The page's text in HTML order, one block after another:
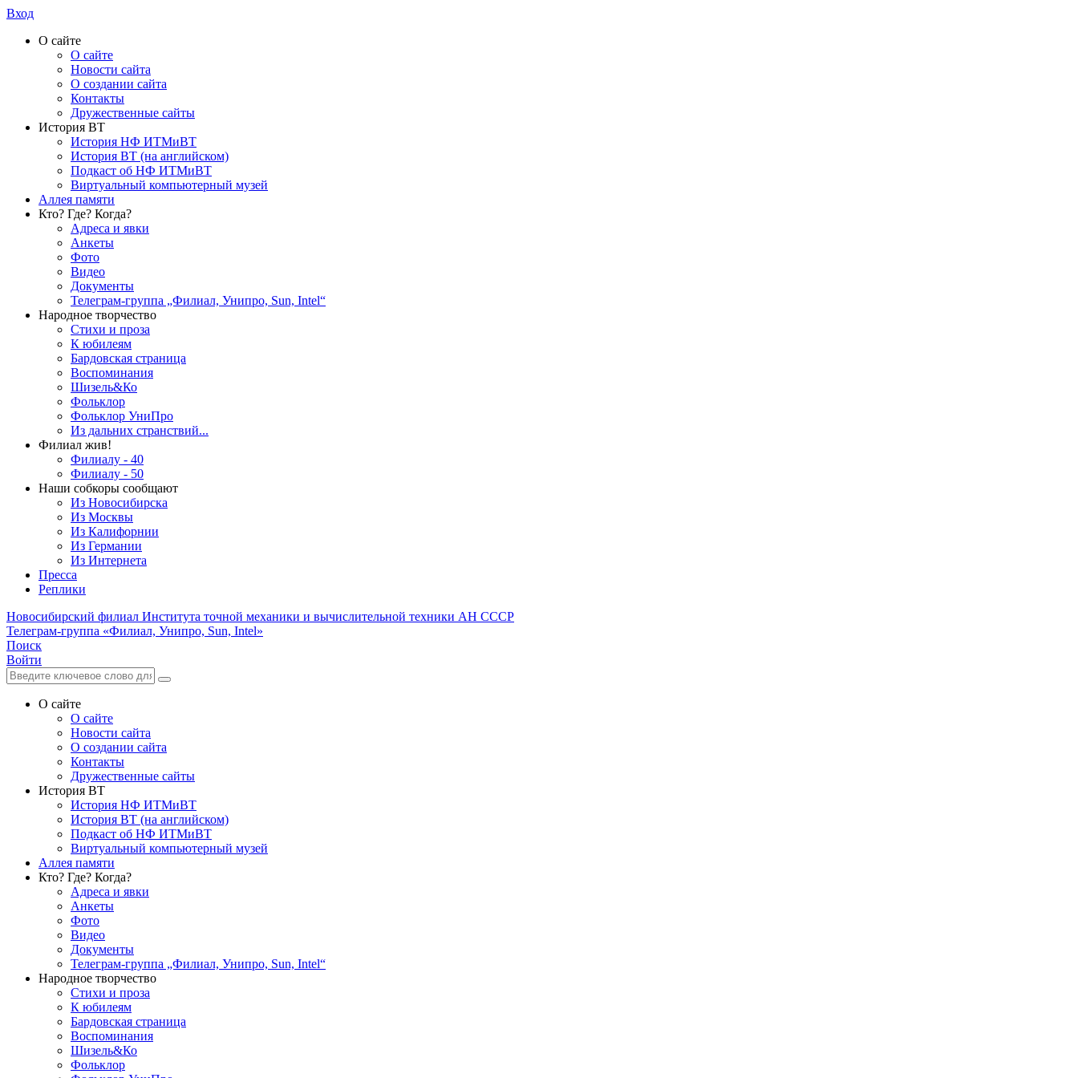
Вход
О сайте
О сайте
Новости сайта
О создании сайта
Контакты
Дружественные сайты
История ВТ
История НФ ИТМиВТ
История ВТ (на английском)
Подкаст об НФ ИТМиВТ
Виртуальный компьютерный музей
Аллея памяти
Кто? Где? Когда?
Адреса и явки
Анкеты
Фото
Видео
Документы
Телеграм-группа „Филиал, Унипро, Sun, Intel“
Народное творчество
Стихи и проза
К юбилеям
Бардовская страница
Воспоминания
Шизель&Ко
Фольклор
Фольклор УниПро
Из дальних странствий...
Филиал жив!
Филиалу - 40
Филиалу - 50
Наши собкоры сообщают
Из Новосибирска
Из Москвы
Из Калифорнии
Из Германии
Из Интернета
Пресса
Реплики
Новосибирский филиал Института точной механики и вычислительной техники АН СССР
Телеграм-группа «Филиал, Унипро, Sun, Intel»
Поиск
Войти
О сайте
О сайте
Новости сайта
О создании сайта
Контакты
Дружественные сайты
История ВТ
История НФ ИТМиВТ
История ВТ (на английском)
Подкаст об НФ ИТМиВТ
Виртуальный компьютерный музей
Аллея памяти
Кто? Где? Когда?
Адреса и явки
Анкеты
Фото
Видео
Документы
Телеграм-группа „Филиал, Унипро, Sun, Intel“
Народное творчество
Стихи и проза
К юбилеям
Бардовская страница
Воспоминания
Шизель&Ко
Фольклор